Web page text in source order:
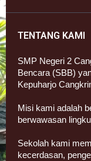
TENTANG KAMI
SMP Negeri 2
Bencara (SBB)
Kepuharjo
Misi kami adalah
berwawasan
Sekolah kami
kecerdasan,